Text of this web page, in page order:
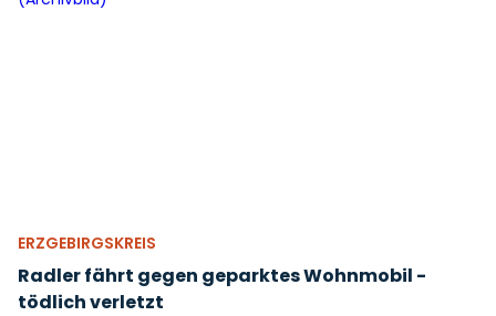
ERZGEBIRGSKREIS
Radler fährt gegen geparktes Wohnmobil -
tödlich verletzt